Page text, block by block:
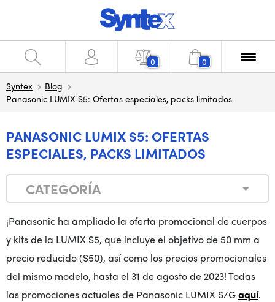
0 0
Syntex
Blog
Panasonic LUMIX S5: Ofertas especiales, packs limitados
PANASONIC LUMIX S5: OFERTAS
ESPECIALES, PACKS LIMITADOS
CATEGORÍA
¡Panasonic ha ampliado la oferta promocional de cuerpos
y kits de la LUMIX S5, que incluye el objetivo de 50 mm a
precio reducido (S50), así como los precios promocionales
del mismo modelo, hasta el 31 de agosto de 2023! Todas
las promociones actuales de Panasonic LUMIX S/Gaquí.